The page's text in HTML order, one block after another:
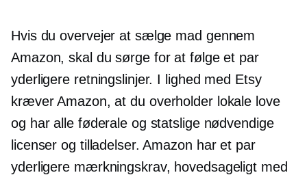
Hvis du overvejer at sælge mad gennem
Amazon, skal du sørge for at følge et par
yderligere retningslinjer. I lighed med Etsy
kræver Amazon, at du overholder lokale love
og har alle føderale og statslige nødvendige
licenser og tilladelser. Amazon har et par
yderligere mærkningskrav, hovedsageligt med